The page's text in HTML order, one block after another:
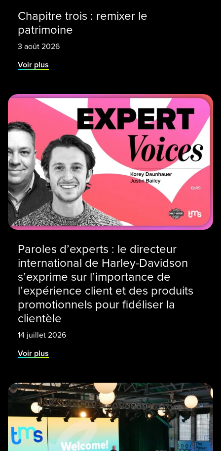
Chapitre trois : remixer le
patrimoine
3 août 2026
Voir plus
Paroles d’experts : le directeur
international de Harley-Davidson
s’exprime sur l’importance de
l’expérience client et des produits
promotionnels pour fidéliser la
clientèle
14 juillet 2026
Voir plus